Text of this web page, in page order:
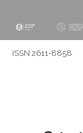
ISSN 2611-8858